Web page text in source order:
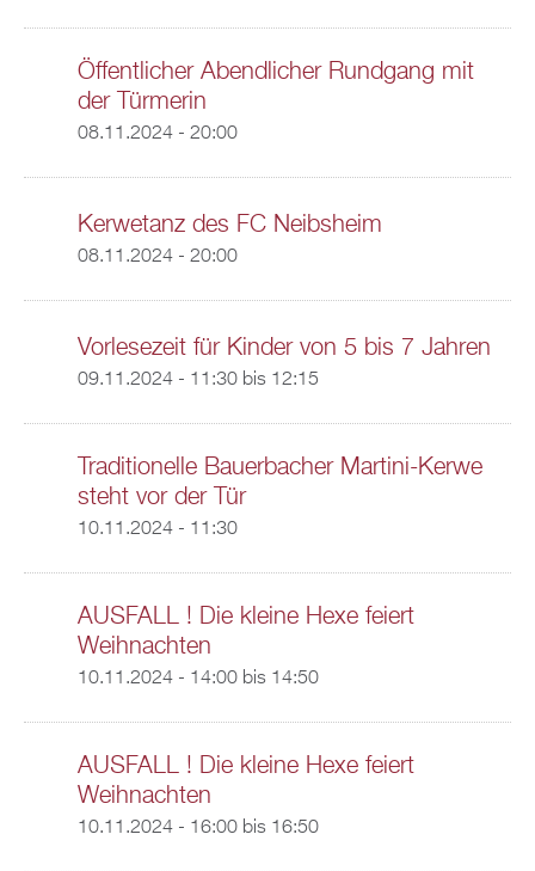
Öffentlicher Abendlicher Rundgang mit
der Türmerin
08.11.2024 - 20:00
Kerwetanz des FC Neibsheim
08.11.2024 - 20:00
Vorlesezeit für Kinder von 5 bis 7 Jahren
09.11.2024 - 11:30bis 12:15
Traditionelle Bauerbacher Martini-Kerwe
steht vor der Tür
10.11.2024 - 11:30
AUSFALL ! Die kleine Hexe feiert
Weihnachten
10.11.2024 - 14:00bis 14:50
AUSFALL ! Die kleine Hexe feiert
Weihnachten
10.11.2024 - 16:00bis 16:50